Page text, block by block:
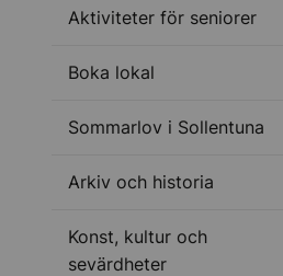
Aktiviteter för seniorer
Boka lokal
Sommarlov i Sollentuna
Arkiv och historia
Konst, kultur och
sevärdheter